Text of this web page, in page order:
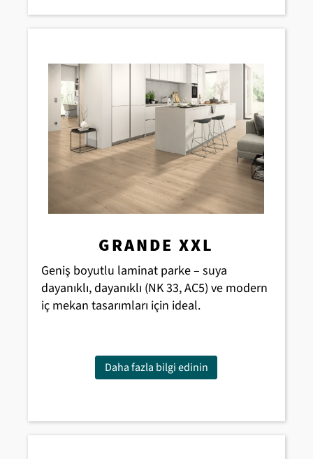
GRANDE XXL
Geniş boyutlu laminat parke – suya
dayanıklı, dayanıklı (NK 33, AC5) ve modern
iç mekan tasarımları için ideal.
Daha fazla bilgi edinin